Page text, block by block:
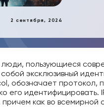
2 сентября, 2024
люди, пользующиеся
эксклюзивный
обозначает протокол,
его
как во всемирной